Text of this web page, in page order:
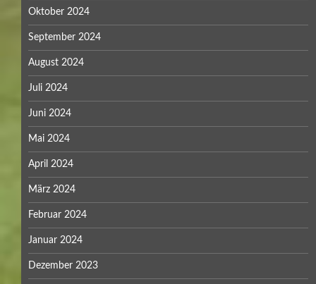
Oktober 2024
September 2024
August 2024
Juli 2024
Juni 2024
Mai 2024
April 2024
März 2024
Februar 2024
Januar 2024
Dezember 2023